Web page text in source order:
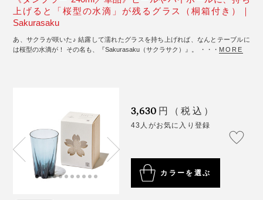
上げると「桜型の水滴」が残るグラス（桐箱付き）｜
Sakurasaku
あ、サクラが咲いた♪ 結露して濡れたグラスを持ち上げれば、なんとテーブルに
は桜型の水滴が！ その名も、『Sakurasaku（サクラサク）』。 ・・・ MORE
3,630 円（税込）
43人がお気に入り登録
カラーを選ぶ